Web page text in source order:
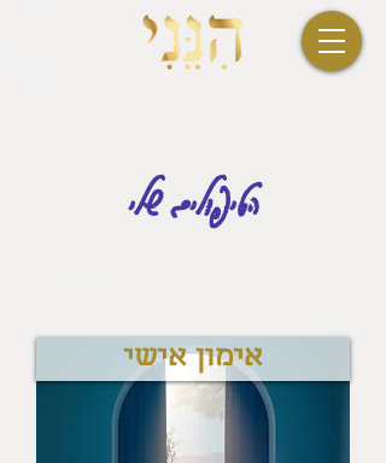
הטיפולים שלי
אימון אישי